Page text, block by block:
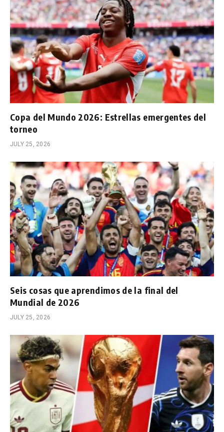
Copa del Mundo 2026: Estrellas emergentes del
torneo
JULY 25, 2026
Seis cosas que aprendimos de la final del
Mundial de 2026
JULY 25, 2026